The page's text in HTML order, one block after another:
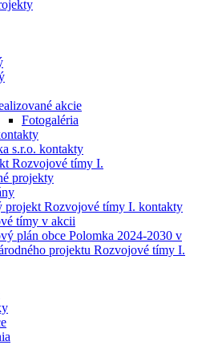
akcie
Fotogaléria
s.r.o. kontakty
Rozvojové tímy I.
projekty
projekt Rozvojové tímy I. kontakty
tímy v akcii
plán obce Polomka 2024-2030 v
projektu Rozvojové tímy I.